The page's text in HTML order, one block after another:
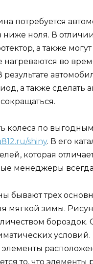
потребуется
ниже ноля. В
а также
во
результате
а также сделать
колеса по
shiny. В его
которая
менеджеры
бывают трех
мягкой зимы.
бороздок.
элементы
то, что